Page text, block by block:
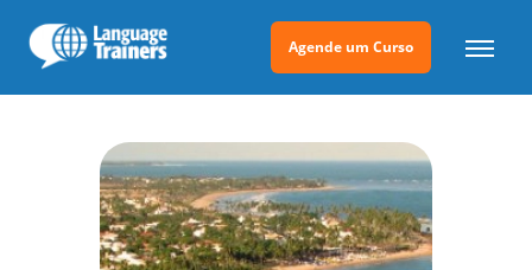
Agende um Curso